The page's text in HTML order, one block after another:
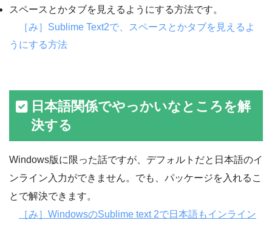
スペースとかタブを見えるようにする方法です。
［み］Sublime Text2で、スペースとかタブを見えるよ
うにする方法
日本語関係でやっかいなところを解
決する
Windows版に限った話ですが、デフォルトだと日本語のイ
ンライン入力ができません。でも、パッケージを入れるこ
とで解決できます。
［み］WindowsのSublime text 2で日本語もインライン